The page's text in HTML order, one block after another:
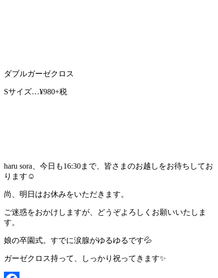
ダブルガーゼクロス
Sサイズ…¥980+税
haru sora、今日も16:30まで、皆さまのお越しをお待ちしてお
ります☺️
尚、明日はお休みをいただきます。
ご迷惑をおかけしますが、どうぞよろしくお願いいたしま
す。
娘の卒園式。すでに涙腺がゆるゆるです💦
ガーゼクロス持って、しっかり祝ってきます✨